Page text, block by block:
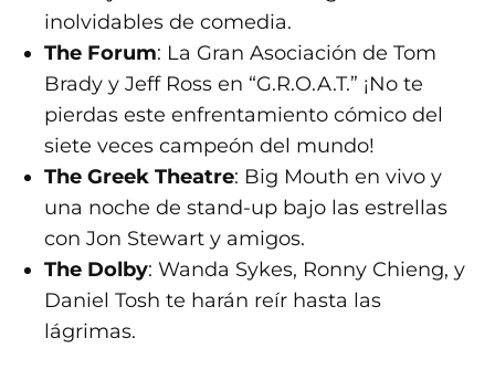
inolvidables de comedia.
The Forum: La Gran Asociación de Tom
Brady y Jeff Ross en “G.R.O.A.T.” ¡No te
pierdas este enfrentamiento cómico del
siete veces campeón del mundo!
The Greek Theatre: Big Mouth en vivo y
una noche de stand-up bajo las estrellas
con Jon Stewart y amigos.
The Dolby: Wanda Sykes, Ronny Chieng, y
Daniel Tosh te harán reír hasta las
lágrimas.